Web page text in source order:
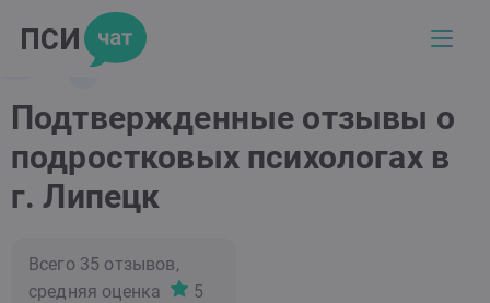
Подтвержденные отзывы о
подростковых психологах в
г. Липецк
Всего 35 отзывов,
средняя оценка
5